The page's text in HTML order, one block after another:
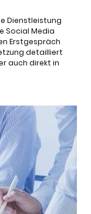
Dienstleistung
Social Media
Erstgespräch
detailliert
auch direkt in